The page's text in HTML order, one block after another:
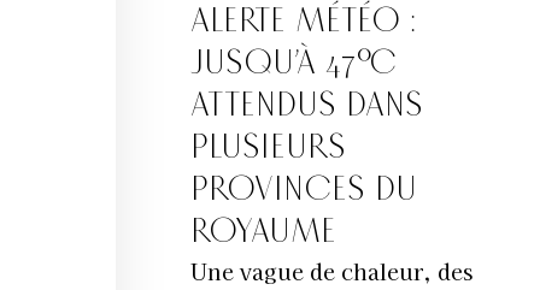
ALERTE MÉTÉO :
JUSQU’À 47°C
ATTENDUS DANS
PLUSIEURS
PROVINCES DU
ROYAUME
Une vague de chaleur, des